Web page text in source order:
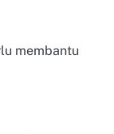
membantu